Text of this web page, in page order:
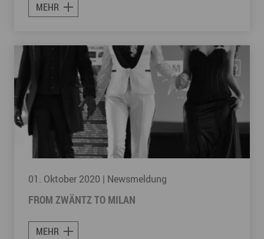
MEHR
01. Oktober 2020 | Newsmeldung
FROM ZWÄNTZ TO MILAN
MEHR